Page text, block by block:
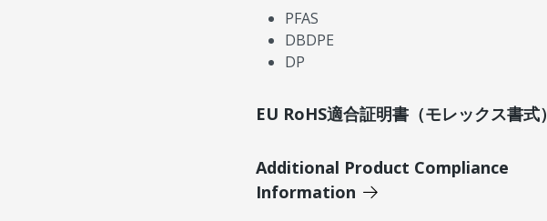
PFAS
DBDPE
DP
EU RoHS適合証明書（モレックス書式）
Additional Product Compliance
Information